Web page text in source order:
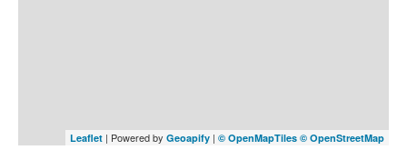
Leaflet | Powered by Geoapify | © OpenMapTiles © OpenStreetMap